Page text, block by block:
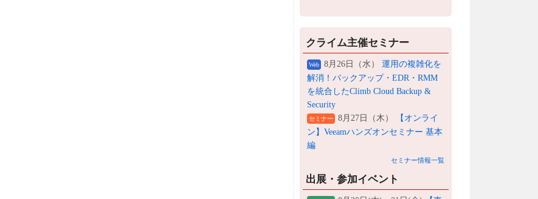
クライム主催セミナー
Web 8月26日（水） 運用の複雑化を
解消！バックアップ・EDR・RMM
を統合したClimb Cloud Backup &
Security
セミナー 8月27日（木）
【オンライ
ン】Veeamハンズオンセミナー 基本
編
セミナー情報一覧
出展・参加イベント